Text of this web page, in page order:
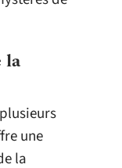
la
une
la